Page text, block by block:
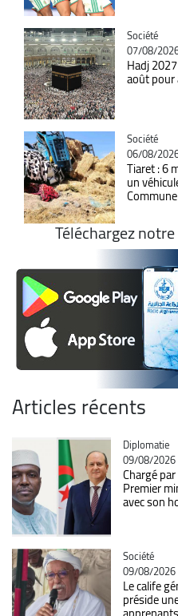
Catégorie
Société
07/08/
Hadj
août
Catégorie
Société
06/08/
Tiaret : 6
un
Téléchargez
Articles récents
Catégorie
Diplomatie
09/08/
Chargé
Premier
avec son
Catégorie
Société
09/08/
Le calife
préside